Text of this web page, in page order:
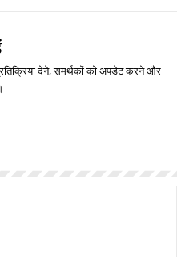
देने, समर्थकों को अपडेट करने और